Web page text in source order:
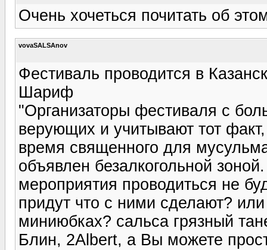
Очень хочеться почитать об
vovaSALSAnov
Фестиваль проводится в
Шариф
"Организаторы фестиваля с
верующих и учитывают тот
время священного для
объявлен безалкогольной
мероприятия проводиться не
придут что с ними сделают?
миниюбках? сальса грязный
Блин, 2Albert, а Вы можете